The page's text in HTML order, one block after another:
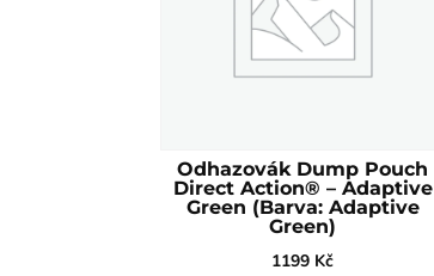
Odhazovák Dump Pouch
Direct Action® – Adaptive
Green (Barva: Adaptive
Green)
1199 Kč